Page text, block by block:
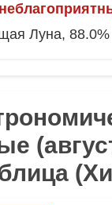
Луна, 88.0%